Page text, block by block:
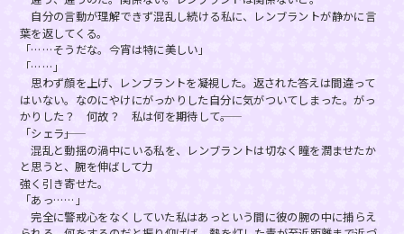
自分の言動が理解できず混乱し続ける私に、レンブラントが静かに言
葉を返してくる。
「……そうだな。今宵は特に美しい」
「……」
思わず顔を上げ、レンブラントを凝視した。返された答えは間違って
はいない。なのにやけにがっかりした自分に気がついてしまった。がっ
かりした？ 何故？ 私は何を期待して――。
「シェラ――」
混乱と動揺の渦中にいる私を、レンブラントは切なく瞳を潤ませたか
と思うと、腕を伸ばして力
強く引き寄せた。
「あっ……」
完全に警戒心をなくしていた私はあっという間に彼の腕の中に捕らえ